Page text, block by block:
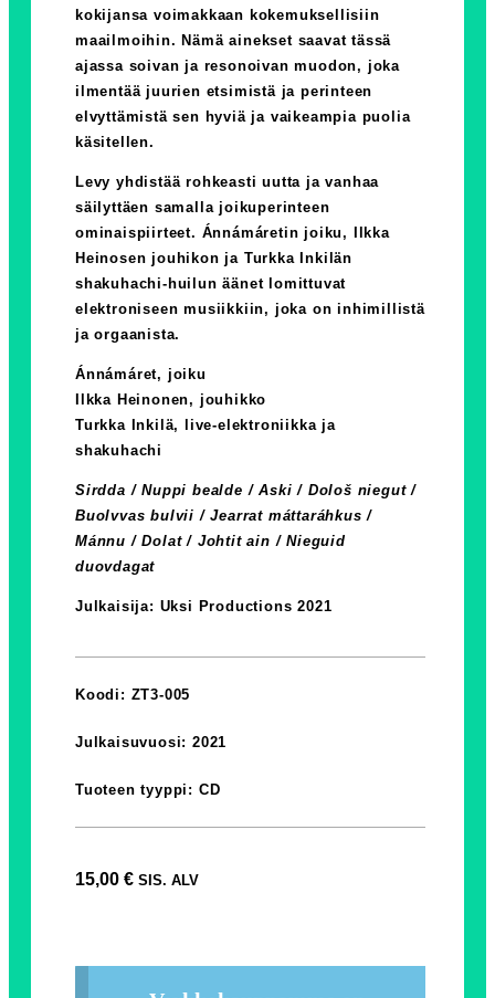
kokijansa voimakkaan kokemuksellisiin
maailmoihin. Nämä ainekset saavat tässä
ajassa soivan ja resonoivan muodon, joka
ilmentää juurien etsimistä ja perinteen
elvyttämistä sen hyviä ja vaikeampia puolia
käsitellen.
Levy yhdistää rohkeasti uutta ja vanhaa
säilyttäen samalla joikuperinteen
ominaispiirteet. Ánnámáretin joiku, Ilkka
Heinosen jouhikon ja Turkka Inkilän
shakuhachi-huilun äänet lomittuvat
elektroniseen musiikkiin, joka on inhimillistä
ja orgaanista.
Ánnámáret, joiku
Ilkka Heinonen, jouhikko
Turkka Inkilä, live-elektroniikka ja
shakuhachi
Sirdda / Nuppi bealde / Aski / Dološ niegut /
Buolvvas bulvii / Jearrat máttaráhkus /
Mánnu / Dolat / Johtit ain / Nieguid
duovdagat
Julkaisija: Uksi Productions 2021
Koodi: ZT3-005
Julkaisuvuosi: 2021
Tuoteen tyyppi: CD
15,00 € SIS. ALV